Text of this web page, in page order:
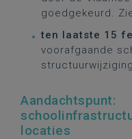
goedgekeurd.
ten laatste 15
voorafgaande
Aandachtspunt:
locaties